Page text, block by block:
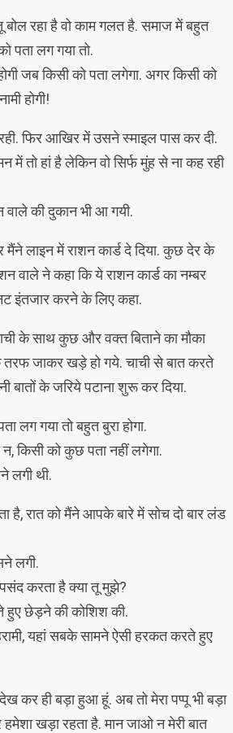
बोल रहा है वो काम गलत है. समाज में बहुत
पता लग गया तो.
जब किसी को पता लगेगा. अगर किसी को
होगी!
रही. फिर आखिर में उसने स्माइल पास कर दी.
में तो हां है लेकिन वो सिर्फ मुंह से ना कह रही
वाले की दुकान भी आ गयी.
लाइन में राशन कार्ड दे दिया. कुछ देर के
वाले ने कहा कि ये राशन कार्ड का नम्बर
इंतजार करने के लिए कहा.
के साथ कुछ और वक्त बिताने का मौका
तरफ जाकर खड़े हो गये. चाची से बात करते
बातों के जरिये पटाना शुरू कर दिया.
लग गया तो बहुत बुरा होगा.
किसी को कुछ पता नहीं लगेगा.
लगी थी.
है, रात को मैंने आपके बारे में सोच दो बार लंड
लगी.
पसंद करता है क्या तू मुझे?
हुए छेड़ने की कोशिश की.
यहां सबके सामने ऐसी हरकत करते हुए
कर ही बड़ा हुआ हूं. अब तो मेरा पप्पू भी बड़ा
खड़ा रहता है. मान जाओ न मेरी बात